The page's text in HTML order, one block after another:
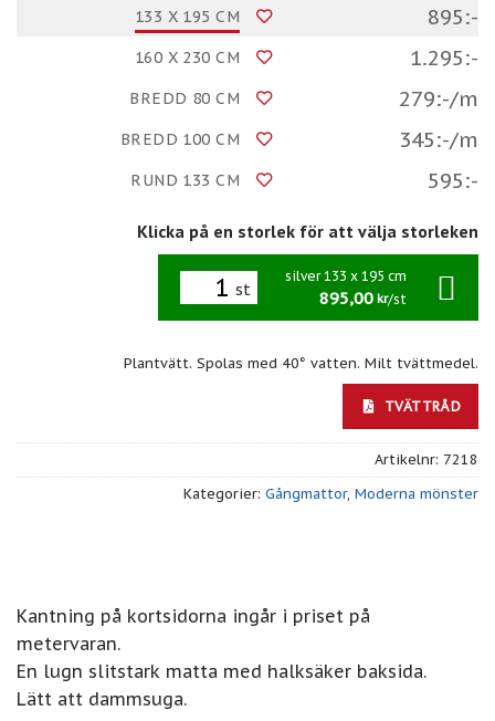
133 X 195 CM 895:-
160 X 230 CM 1.295:-
BREDD 80 CM 279:-/m
BREDD 100 CM 345:-/m
RUND 133 CM 595:-
Klicka på en storlek för att välja storleken
st
silver 133 x 195 cm
895,00 kr/st
Plantvätt. Spolas med 40° vatten. Milt tvättmedel.
TVÄTTRÅD
Artikelnr: 7218
Kategorier: Gångmattor, Moderna mönster
Kantning på kortsidorna ingår i priset på
metervaran.
En lugn slitstark matta med halksäker baksida.
Lätt att dammsuga.